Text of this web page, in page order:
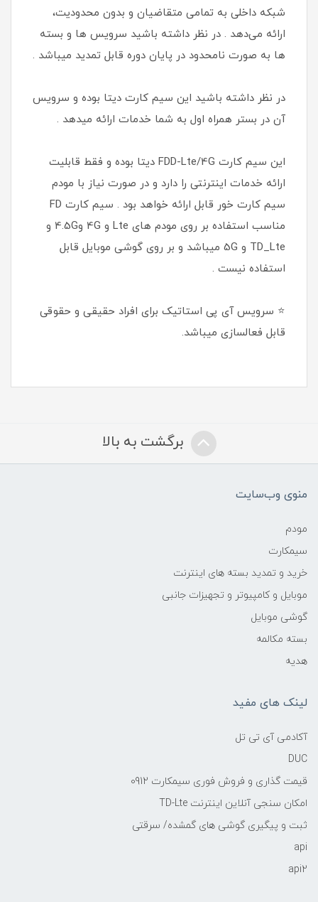
شبکه داخلی به تمامی متقاضیان و بدون محدودیت،
ارائه می‌دهد . در نظر داشته باشید سرویس ها و بسته
ها به صورت نامحدود در پایان دوره قابل تمدید میباشد .
در نظر داشته باشید این سیم کارت دیتا بوده و سرویس
آن در بستر همراه اول به شما خدمات ارائه میدهد .
این سیم کارت FDD-Lte/4G دیتا بوده و فقط قابلیت
ارائه خدمات اینترنتی را دارد و در صورت نیاز با مودم
سیم کارت خور قابل ارائه خواهد بود . سیم کارت FD
مناسب استفاده بر روی مودم های Lte و 4G و4.5G و
TD_Lte و 5G میباشد و بر روی گوشی موبایل قابل
استفاده نیست .
⭐ سرویس آی پی استاتیک برای افراد حقیقی و حقوقی
قابل فعالسازی میباشد.
برگشت به بالا
منوی وب‌سایت
مودم
سیمکارت
خرید و تمدید بسته های اینترنت
موبایل و کامپیوتر و تجهیزات جانبی
گوشی موبایل
بسته مکالمه
هدیه
لینک های مفید
آکادمی آی تی تل
DUC
قیمت گذاری و فروش فوری سیمکارت 0912
امکان سنجی آنلاین اینترنت TD-Lte
ثبت و پیگیری گوشی های گمشده/ سرقتی
api
api2